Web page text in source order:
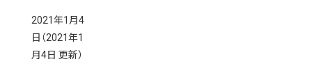
2021年1月4
日 （2021年1
月4日 更新）